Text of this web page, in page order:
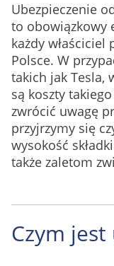
Ubezpieczenie
to obowiązkowy
każdy
Polsce. W
takich jak Tesla,
są koszty
zwrócić uwagę
przyjrzymy się
wysokość
także zaletom
Czym jest